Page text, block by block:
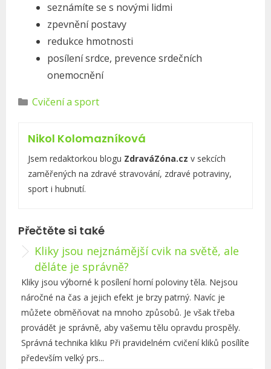
seznámíte se s novými lidmi
zpevnění postavy
redukce hmotnosti
posílení srdce, prevence srdečních
onemocnění
R
r
i
k
y
Cvičení a sport
Nikol Kolomazníková
Jsem redaktorkou blogu ZdraváZóna.cz v sekcích
zaměřených na zdravé stravování, zdravé potraviny,
sport i hubnutí.
Přečtěte si také
Kliky jsou nejznámější cvik na světě, ale
děláte je správně?
Kliky jsou výborné k posílení horní poloviny těla. Nejsou
náročné na čas a jejich efekt je brzy patrný. Navíc je
můžete obměňovat na mnoho způsobů. Je však třeba
provádět je správně, aby vašemu tělu opravdu prospěly.
Správná technika kliku Při pravidelném cvičení kliků posílíte
především velký prs...